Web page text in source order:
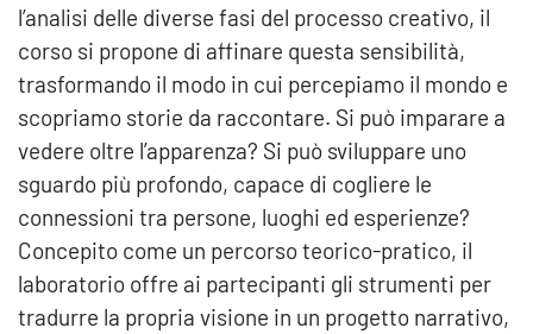
l’analisi delle diverse fasi del processo creativo, il
corso si propone di affinare questa sensibilità,
trasformando il modo in cui percepiamo il mondo e
scopriamo storie da raccontare. Si può imparare a
vedere oltre l’apparenza? Si può sviluppare uno
sguardo più profondo, capace di cogliere le
connessioni tra persone, luoghi ed esperienze?
Concepito come un percorso teorico-pratico, il
laboratorio offre ai partecipanti gli strumenti per
tradurre la propria visione in un progetto narrativo,